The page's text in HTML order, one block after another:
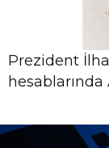
Prezident
hesablarında